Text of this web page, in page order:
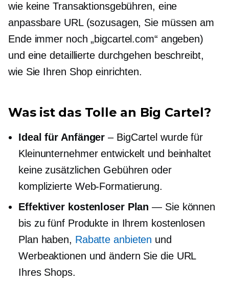
wie keine Transaktionsgebühren, eine
anpassbare URL (sozusagen, Sie müssen am
Ende immer noch „bigcartel.com“ angeben)
und eine detaillierte durchgehen beschreibt,
wie Sie Ihren Shop einrichten.
Was ist das Tolle an Big Cartel?
Ideal für Anfänger – BigCartel wurde für
Kleinunternehmer entwickelt und beinhaltet
keine zusätzlichen Gebühren oder
komplizierte Web-Formatierung.
Effektiver kostenloser Plan — Sie können
bis zu fünf Produkte in Ihrem kostenlosen
Plan haben, Rabatte anbieten und
Werbeaktionen und ändern Sie die URL
Ihres Shops.